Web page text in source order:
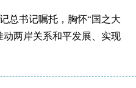
总书记嘱托，胸怀“国之大
两岸关系和平发展、实现